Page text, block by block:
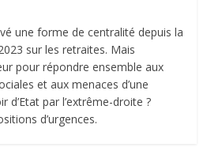
une forme de centralité depuis la
sur les retraites. Mais
pour répondre ensemble aux
et aux menaces d’une
d’Etat par l’extrême-droite ?
d’urgences.